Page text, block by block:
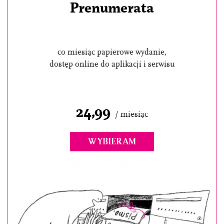
Prenumerata
co miesiąc papierowe wydanie,
dostęp online do aplikacji i serwisu
24,99 / miesiąc
WYBIERAM